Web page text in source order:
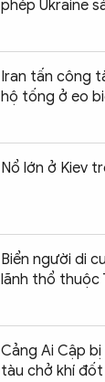
phép Ukraine
Iran tấn công
hộ tống ở eo
Nổ lớn ở Kiev
Biển người di
lãnh thổ thuộc
Cảng Ai Cập bị
tàu chở khí